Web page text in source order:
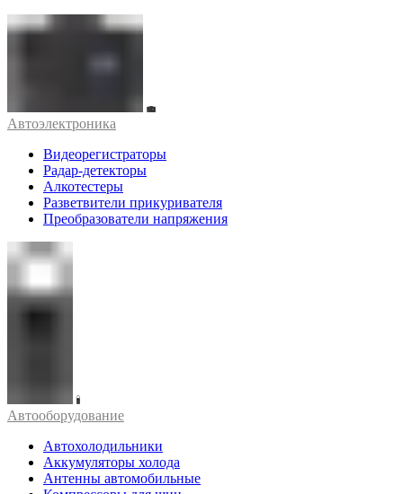
Автоэлектроника
Видеорегистраторы
Радар-детекторы
Алкотестеры
Разветвители прикуривателя
Преобразователи напряжения
Автооборудование
Автохолодильники
Аккумуляторы холода
Антенны автомобильные